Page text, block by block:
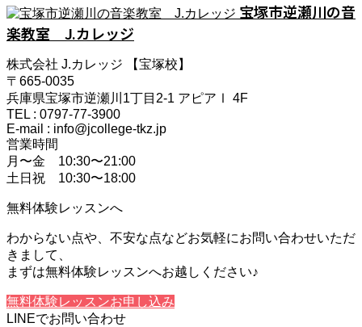
宝塚市逆瀬川の音
楽教室 J.カレッジ
株式会社 J.カレッジ 【宝塚校】
〒665-0035
兵庫県宝塚市逆瀬川1丁目2-1 アピアⅠ 4F
TEL : 0797-77-3900
E-mail : info@jcollege-tkz.jp
営業時間
月〜金 10:30〜21:00
土日祝 10:30〜18:00
無料体験レッスンへ
わからない点や、不安な点などお気軽にお問い合わせいただ
きまして、
まずは無料体験レッスンへお越しください♪
無料体験レッスンお申し込み
LINEでお問い合わせ